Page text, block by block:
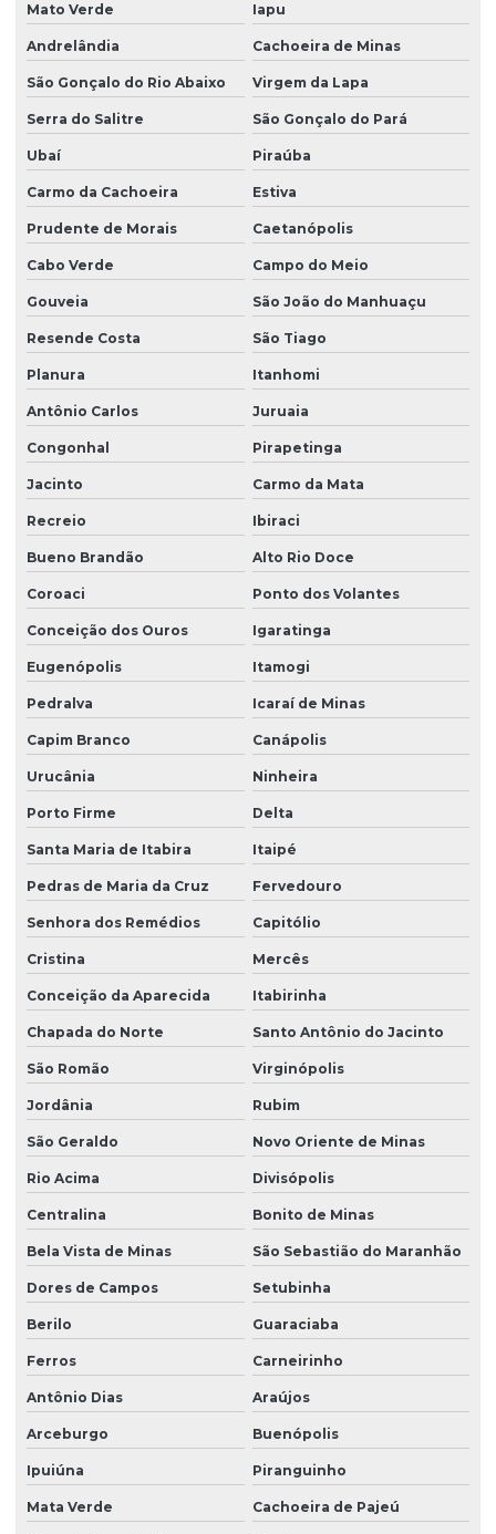
Mato Verde Iapu
Andrelândia Cachoeira de Minas
São Gonçalo do Rio Abaixo Virgem da Lapa
Serra do Salitre São Gonçalo do Pará
Ubaí Piraúba
Carmo da Cachoeira Estiva
Prudente de Morais Caetanópolis
Cabo Verde Campo do Meio
Gouveia São João do Manhuaçu
Resende Costa São Tiago
Planura Itanhomi
Antônio Carlos Juruaia
Congonhal Pirapetinga
Jacinto Carmo da Mata
Recreio Ibiraci
Bueno Brandão Alto Rio Doce
Coroaci Ponto dos Volantes
Conceição dos Ouros Igaratinga
Eugenópolis Itamogi
Pedralva Icaraí de Minas
Capim Branco Canápolis
Urucânia Ninheira
Porto Firme Delta
Santa Maria de Itabira Itaipé
Pedras de Maria da Cruz Fervedouro
Senhora dos Remédios Capitólio
Cristina Mercês
Conceição da Aparecida Itabirinha
Chapada do Norte Santo Antônio do Jacinto
São Romão Virginópolis
Jordânia Rubim
São Geraldo Novo Oriente de Minas
Rio Acima Divisópolis
Centralina Bonito de Minas
Bela Vista de Minas São Sebastião do Maranhão
Dores de Campos Setubinha
Berilo Guaraciaba
Ferros Carneirinho
Antônio Dias Araújos
Arceburgo Buenópolis
Ipuiúna Piranguinho
Mata Verde Cachoeira de Pajeú